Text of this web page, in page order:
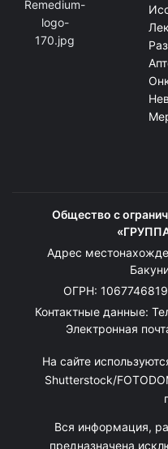
Общество с
Адрес
ОГРН:
Контактные данные:
Электронная
На сайте
Shutterstock/
Вся информация,
предназначена